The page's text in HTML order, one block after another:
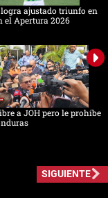
ajustado triunfo en
el Apertura 2026
a JOH pero le prohíbe
SIGUIENTE